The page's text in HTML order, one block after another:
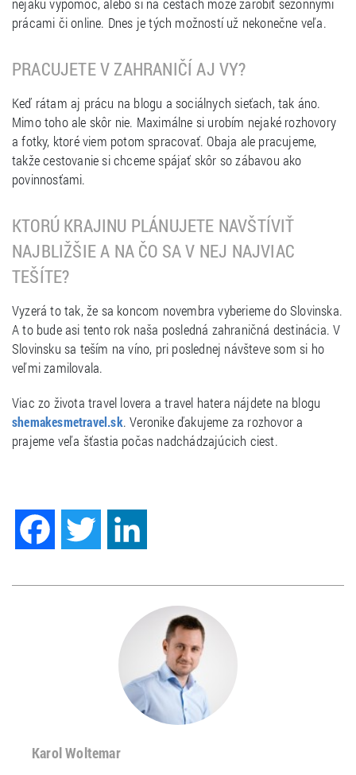
prácami či online. Dnes je tých možností už nekonečne veľa.
PRACUJETE V ZAHRANIČÍ AJ VY?
Keď rátam aj prácu na blogu a sociálnych sieťach, tak áno.
Mimo toho ale skôr nie. Maximálne si urobím nejaké rozhovory
a fotky, ktoré viem potom spracovať. Obaja ale pracujeme,
takže cestovanie si chceme spájať skôr so zábavou ako
povinnosťami.
KTORÚ KRAJINU PLÁNUJETE NAVŠTÍVIŤ
NAJBLIŽŠIE A NA ČO SA V NEJ NAJVIAC
TEŠÍTE?
Vyzerá to tak, že sa koncom novembra vyberieme do Slovinska.
A to bude asi tento rok naša posledná zahraničná destinácia. V
Slovinsku sa teším na víno, pri poslednej návšteve som si ho
veľmi zamilovala.
Viac zo života travel lovera a travel hatera nájdete na blogu
shemakesmetravel.sk. Veronike ďakujeme za rozhovor a
prajeme veľa šťastia počas nadchádzajúcich ciest.
Facebook Twitter
Karol Woltemar